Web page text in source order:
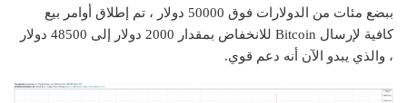
ببضع مئات من الدولارات فوق 50000 دولار ، تم إطلاق أوامر بيع
كافية لإرسال Bitcoin للانخفاض بمقدار 2000 دولار إلى 48500 دولار
، والذي يبدو الآن أنه دعم قوي.